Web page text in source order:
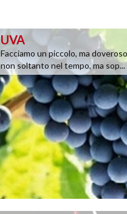
UVA
Facciamo un piccolo, ma
non soltanto nel tempo, ma sop...